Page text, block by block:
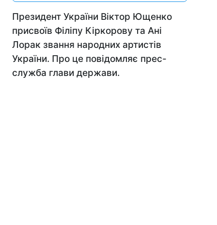
Президент України Віктор Ющенко
присвоїв Філіпу Кіркорову та Ані
Лорак звання народних артистів
України. Про це повідомляє прес-
служба глави держави.